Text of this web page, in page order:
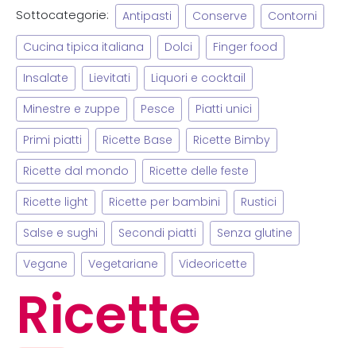
Sottocategorie: Antipasti Conserve Contorni
Cucina tipica italiana Dolci Finger food
Insalate Lievitati Liquori e cocktail
Minestre e zuppe Pesce Piatti unici
Primi piatti Ricette Base Ricette Bimby
Ricette dal mondo Ricette delle feste
Ricette light Ricette per bambini Rustici
Salse e sughi Secondi piatti Senza glutine
Vegane Vegetariane Videoricette
Ricette